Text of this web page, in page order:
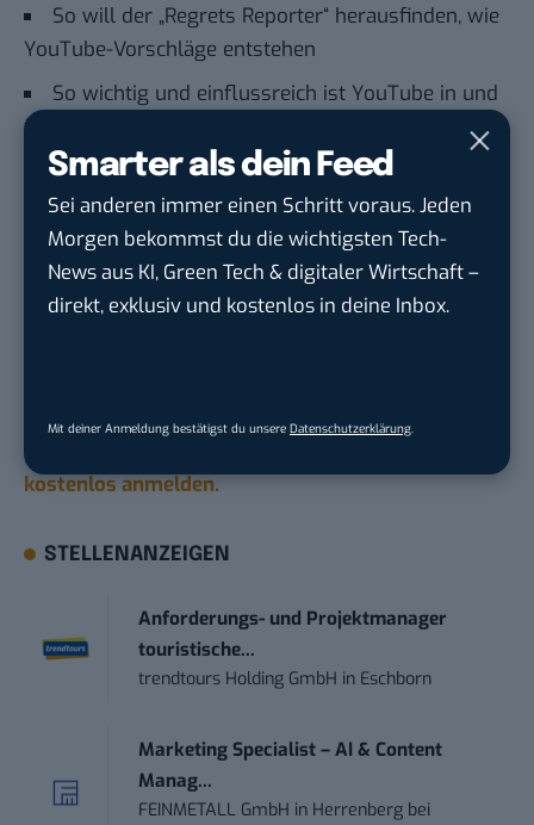
Smarter als dein Feed
Sei anderen immer einen Schritt voraus. Jeden
Morgen bekommst du die wichtigsten Tech-
News aus KI, Green Tech & digitaler Wirtschaft –
direkt, exklusiv und kostenlos in deine Inbox.
Mit deiner Anmeldung bestätigst du unsere Datenschutzerklärung.
So will der „Regrets Reporter“ herausfinden, wie
YouTube-Vorschläge entstehen
So wichtig und einflussreich ist YouTube in und
für Deutschland
YouTube zwingt seine Nutzer zu Untertiteln –
und wir können uns nicht wehren
Du möchtest nicht abgehängt werden, wenn es um
KI, Green Tech und die Tech-Themen von Morgen
wichtigsten News des Tages – und sichern sich
damit ihren Vorsprung.
kostenlos anmelden.
STELLENANZEIGEN
Anforderungs- und Projektmanager
touristische...
trendtours Holding GmbH in Eschborn
Marketing Specialist – AI & Content
Manag...
FEINMETALL GmbH in Herrenberg bei